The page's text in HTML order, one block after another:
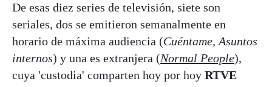
De esas diez series de televisión, siete son
seriales, dos se emitieron semanalmente en
horario de máxima audiencia (Cuéntame, Asuntos
internos) y una es extranjera (Normal People),
cuya 'custodia' comparten hoy por hoy RTVE